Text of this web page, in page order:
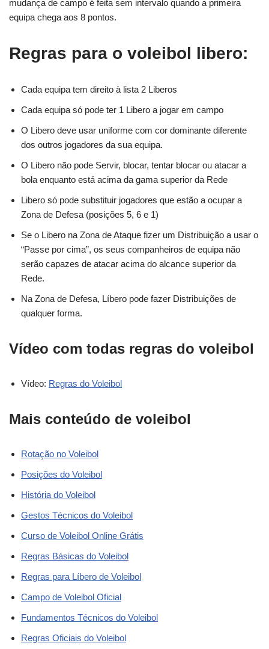
mudança de campo é feita sem intervalo quando a primeira
equipa chega aos 8 pontos.
Regras para o voleibol libero:
Cada equipa tem direito à lista 2 Liberos
Cada equipa só pode ter 1 Libero a jogar em campo
O Libero deve usar uniforme com cor dominante diferente
dos outros jogadores da sua equipa.
O Libero não pode Servir, blocar, tentar blocar ou atacar a
bola enquanto está acima da gama superior da Rede
Libero só pode substituir jogadores que estão a ocupar a
Zona de Defesa (posições 5, 6 e 1)
Se o Libero na Zona de Ataque fizer um Distribuição a usar o
“Passe por cima”, os seus companheiros de equipa não
serão capazes de atacar acima do alcance superior da
Rede.
Na Zona de Defesa, Líbero pode fazer Distribuições de
qualquer forma.
Vídeo com todas regras do voleibol
Vídeo: Regras do Voleibol
Mais conteúdo de voleibol
Rotação no Voleibol
Posições do Voleibol
História do Voleibol
Gestos Técnicos do Voleibol
Curso de Voleibol Online Grátis
Regras Básicas do Voleibol
Regras para Líbero de Voleibol
Campo de Voleibol Oficial
Fundamentos Técnicos do Voleibol
Regras Oficiais do Voleibol